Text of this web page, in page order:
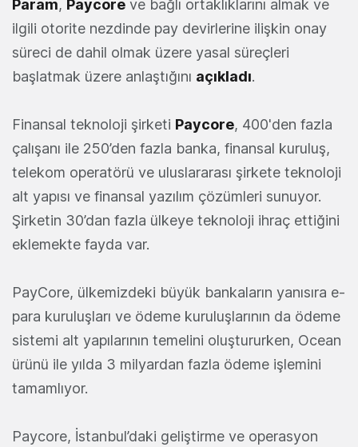
Param, Paycore ve bağlı ortaklıklarını almak ve
ilgili otorite nezdinde pay devirlerine ilişkin onay
süreci de dahil olmak üzere yasal süreçleri
başlatmak üzere anlaştığını açıkladı.
Finansal teknoloji şirketi Paycore, 400'den fazla
çalışanı ile 250’den fazla banka, finansal kuruluş,
telekom operatörü ve uluslararası şirkete teknoloji
alt yapısı ve finansal yazılım çözümleri sunuyor.
Şirketin 30’dan fazla ülkeye teknoloji ihraç ettiğini
eklemekte fayda var.
PayCore, ülkemizdeki büyük bankaların yanısıra e-
para kuruluşları ve ödeme kuruluşlarının da ödeme
sistemi alt yapılarının temelini oluştururken, Ocean
ürünü ile yılda 3 milyardan fazla ödeme işlemini
tamamlıyor.
Paycore, İstanbul’daki geliştirme ve operasyon